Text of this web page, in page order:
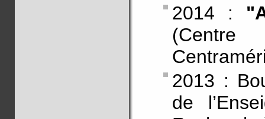
2014 :
2013 :
de